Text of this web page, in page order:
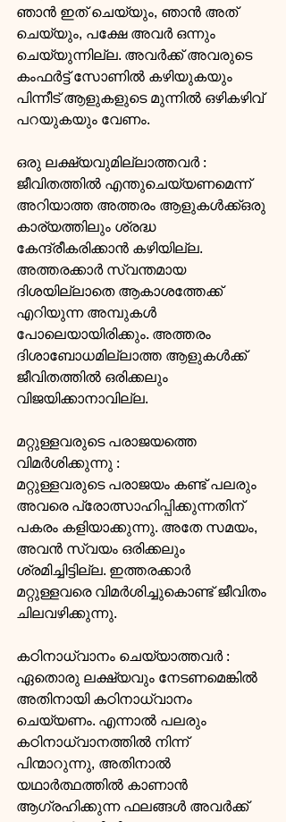
ഞാന്‍ ഇത് ചെയ്യും, ഞാന്‍ അത്
ചെയ്യും, പക്ഷേ അവര്‍ ഒന്നും
ചെയ്യുന്നില്ല. അവര്‍ക്ക് അവരുടെ
കംഫര്‍ട്ട് സോണില്‍ കഴിയുകയും
പിന്നീട് ആളുകളുടെ മുന്നില്‍ ഒഴികഴിവ്
പറയുകയും വേണം.
ഒരു ലക്ഷ്യവുമില്ലാത്തവര്‍ :
ജീവിതത്തില്‍ എന്തുചെയ്യണമെന്ന്
അറിയാത്ത അത്തരം ആളുകള്‍ക്ക്ഒരു
കാര്യത്തിലും ശ്രദ്ധ
കേന്ദ്രീകരിക്കാന്‍ കഴിയില്ല.
അത്തരക്കാര്‍ സ്വന്തമായ
ദിശയില്ലാതെ ആകാശത്തേക്ക്
എറിയുന്ന അമ്പുകള്‍
പോലെയായിരിക്കും. അത്തരം
ദിശാബോധമില്ലാത്ത ആളുകള്‍ക്ക്
ജീവിതത്തില്‍ ഒരിക്കലും
വിജയിക്കാനാവില്ല.
മറ്റുള്ളവരുടെ പരാജയത്തെ
വിമര്‍ശിക്കുന്നു :
മറ്റുള്ളവരുടെ പരാജയം കണ്ട് പലരും
അവരെ പ്രോത്സാഹിപ്പിക്കുന്നതിന്
പകരം കളിയാക്കുന്നു. അതേ സമയം,
അവന്‍ സ്വയം ഒരിക്കലും
ശ്രമിച്ചിട്ടില്ല. ഇത്തരക്കാര്‍
മറ്റുള്ളവരെ വിമര്‍ശിച്ചുകൊണ്ട് ജീവിതം
ചിലവഴിക്കുന്നു.
കഠിനാധ്വാനം ചെയ്യാത്തവര്‍ :
ഏതൊരു ലക്ഷ്യവും നേടണമെങ്കില്‍
അതിനായി കഠിനാധ്വാനം
ചെയ്യണം. എന്നാല്‍ പലരും
കഠിനാധ്വാനത്തില്‍ നിന്ന്
പിന്മാറുന്നു, അതിനാല്‍
യഥാര്‍ത്ഥത്തില്‍ കാണാന്‍
ആഗ്രഹിക്കുന്ന ഫലങ്ങള്‍ അവര്‍ക്ക്